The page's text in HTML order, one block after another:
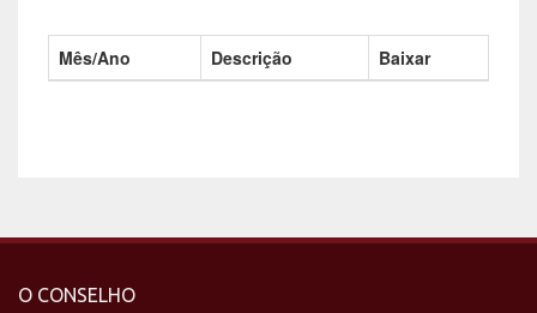
Mês/Ano Descrição Baixar
O CONSELHO